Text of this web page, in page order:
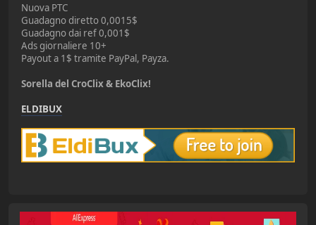
Nuova PTC
Guadagno diretto 0,0015$
Guadagno dai ref 0,001$
Ads giornaliere 10+
Payout a 1$ tramite PayPal, Payza.
Sorella del CroClix & EkoClix!
ELDIBUX